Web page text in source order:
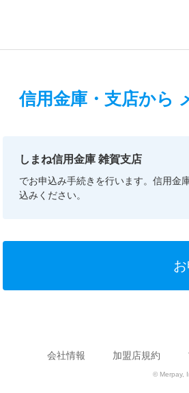
信用金庫・支店から
しまね信用金庫 雑賀支店
でお申込み手続きを行います。信用金
込みください。
会社情報 加盟店規約
© Merpay,